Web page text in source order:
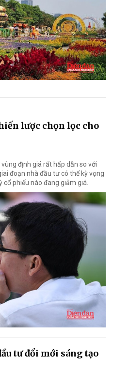
lược chọn lọc cho
định giá rất hấp dẫn so với
đoạn nhà đầu tư có thể kỳ vọng
cổ phiếu nào đang giảm giá.
tư đổi mới sáng tạo